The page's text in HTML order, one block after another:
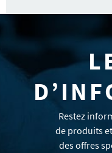
Restez
de produits
des offres